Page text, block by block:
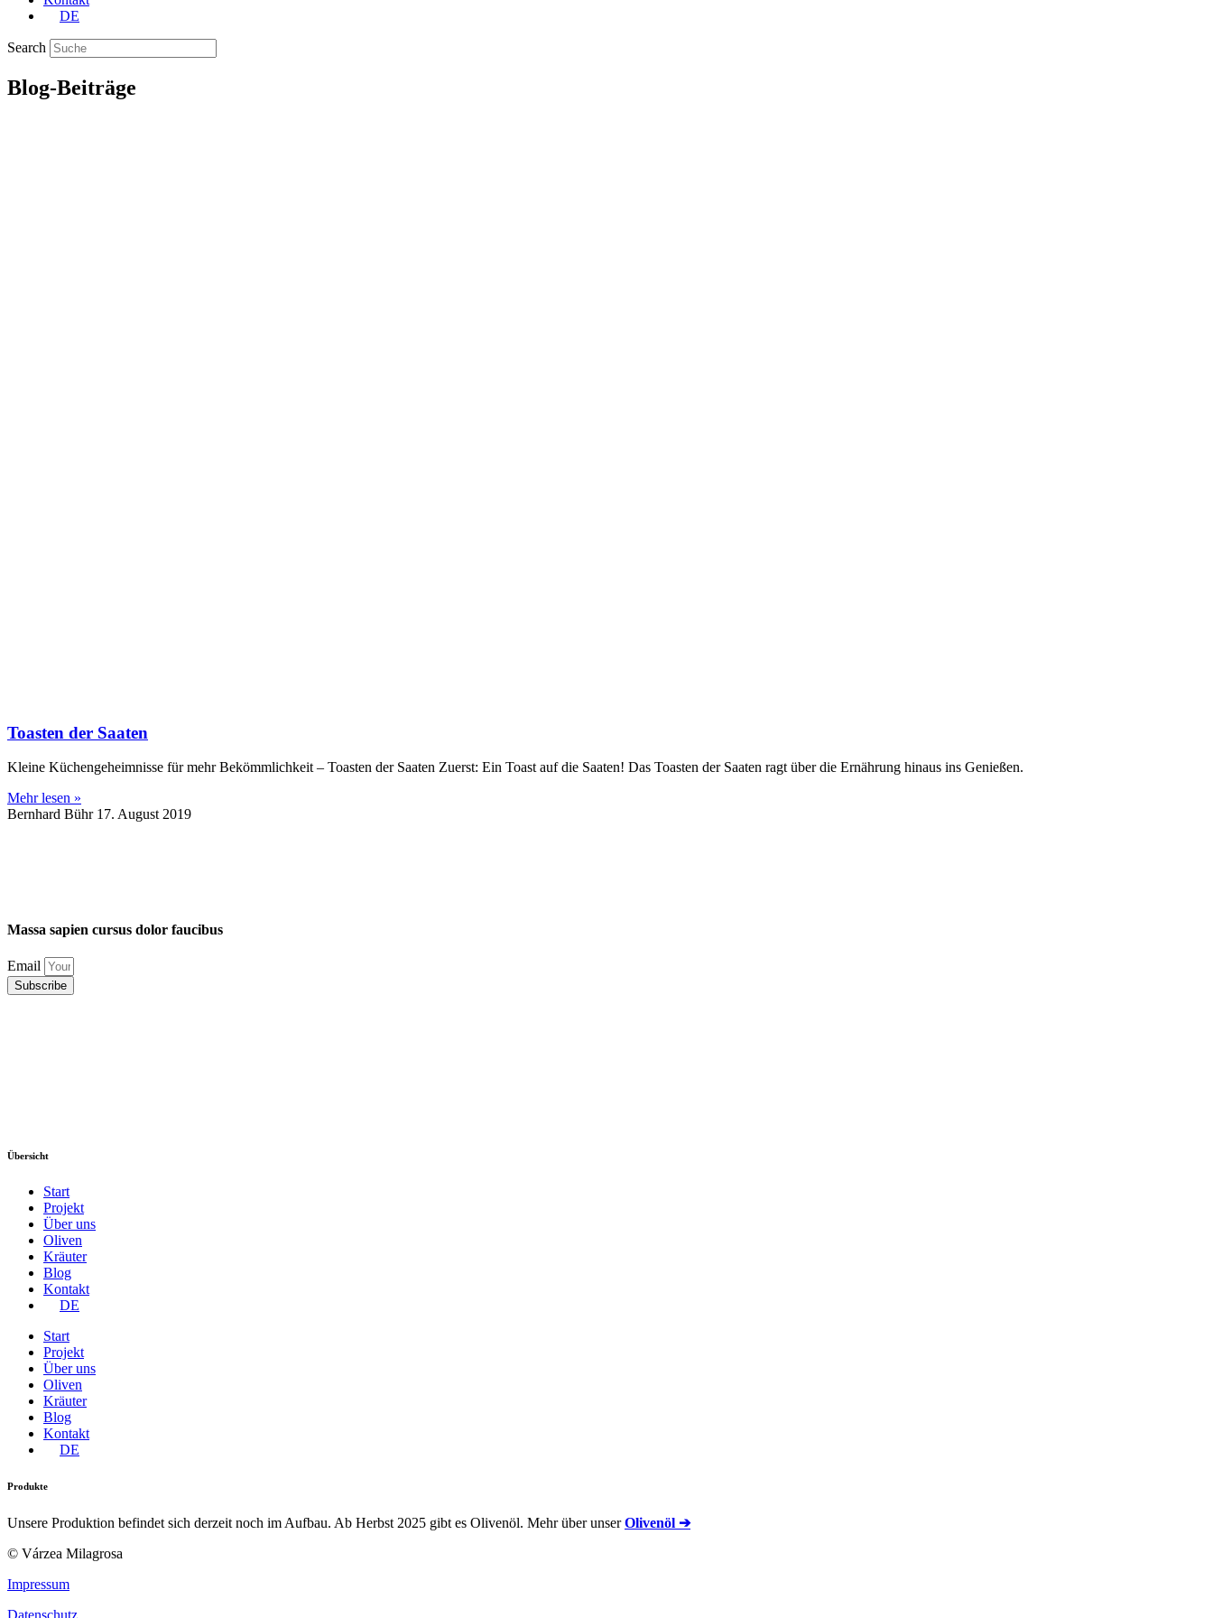
DE
Search
Blog-Beiträge
Toasten der Saaten
Kleine Küchengeheimnisse für mehr Bekömmlichkeit – Toasten der Saaten Zuerst: Ein Toast auf die Saaten! Das Toasten der Saaten ragt über die Ernährung hinaus ins Genießen.
Mehr lesen »
Bernhard Bühr 17. August 2019
Massa sapien cursus dolor faucibus
Email
Subscribe
Übersicht
Start
Projekt
Über uns
Oliven
Kräuter
Blog
Kontakt
DE
Start
Projekt
Über uns
Oliven
Kräuter
Blog
Kontakt
DE
Produkte
Unsere Produktion befindet sich derzeit noch im Aufbau. Ab Herbst 2025 gibt es Olivenöl. Mehr über unserOlivenöl ➔
© Várzea Milagrosa
Impressum
Datenschutz